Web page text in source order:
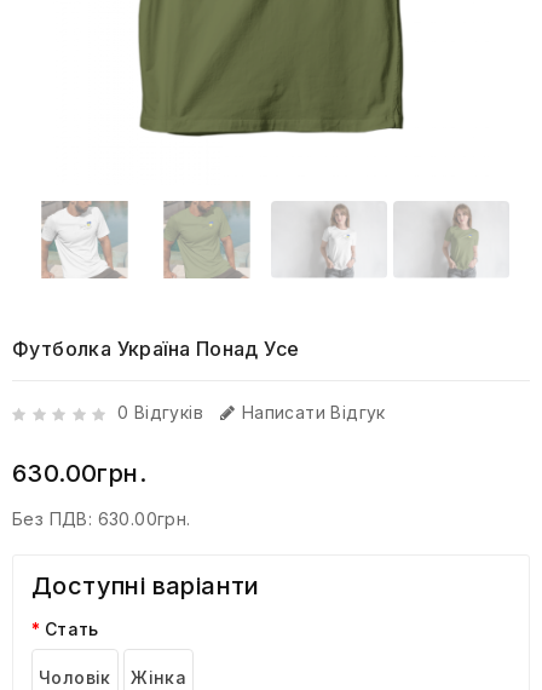
Футболка Україна Понад Усе
0 Відгуків Написати Відгук
630.00грн.
Без ПДВ: 630.00грн.
Доступні варіанти
Стать
Чоловік Жінка